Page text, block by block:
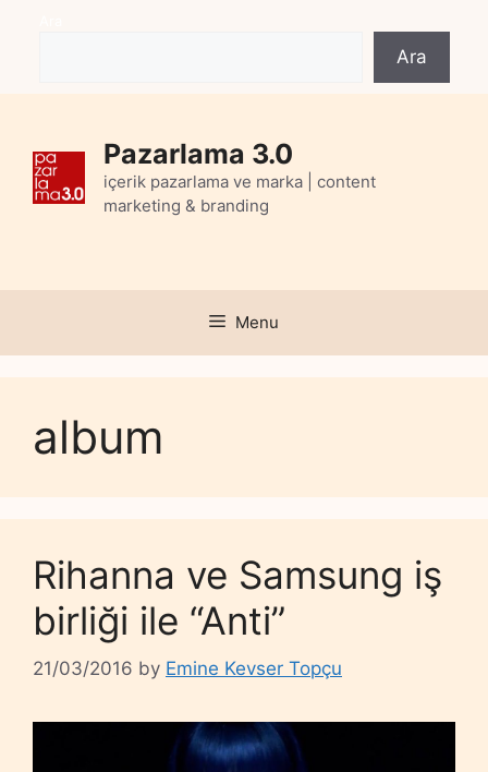
Ara
Pazarlama 3.0
içerik pazarlama ve marka | content
marketing & branding
Menu
album
Rihanna ve Samsung iş
birliği ile “Anti”
21/03/2016 by Emine Kevser Topçu